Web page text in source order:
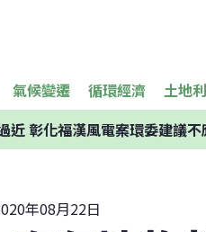
氣候變遷 循環經濟 土地
近 彰化福漢風電案環委建議
年08月22日